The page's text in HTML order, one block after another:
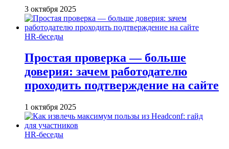
3 октября 2025
HR-беседы
Простая проверка — больше
доверия: зачем работодателю
проходить подтверждение на сайте
1 октября 2025
HR-беседы